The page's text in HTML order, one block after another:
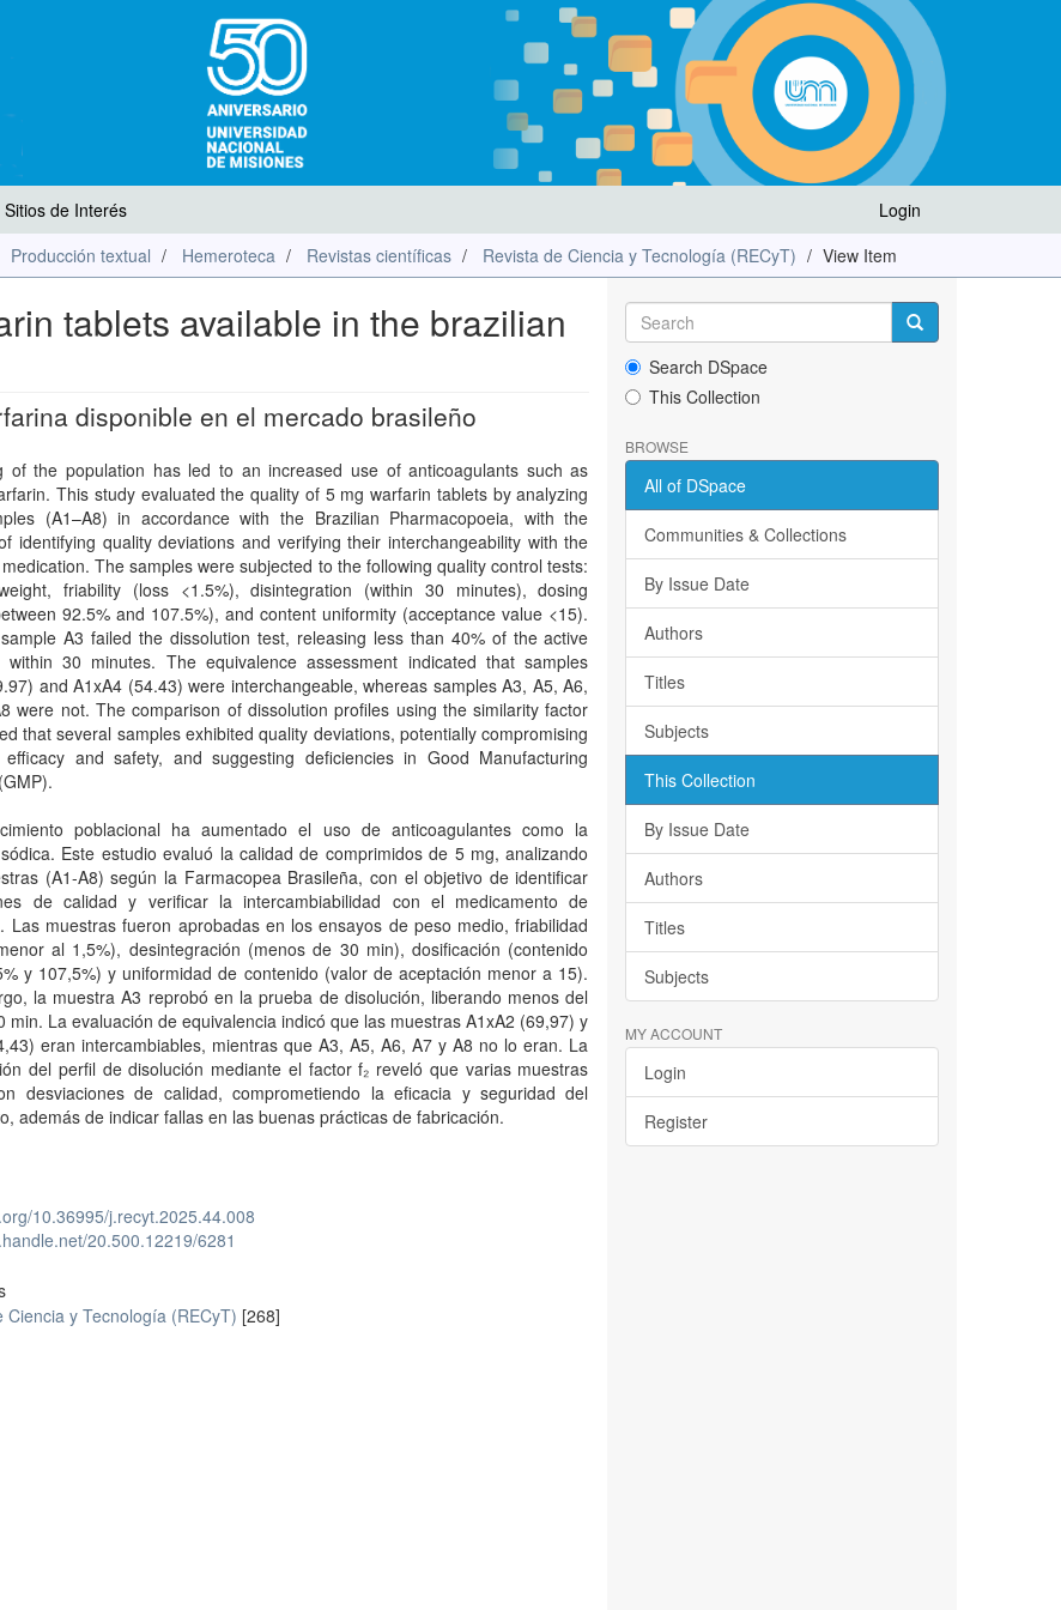
Login
Sitios de Interés
Producción textual Hemeroteca Revistas científicas Revista de Ciencia y Tecnología (RECyT) View Item
tablets available in the brazilian
disponible en el mercado brasileño
of the population has led to an increased use of anticoagulants such as
This study evaluated the quality of 5 mg warfarin tablets by analyzing
(A1–A8) in accordance with the Brazilian Pharmacopoeia, with the
identifying quality deviations and verifying their interchangeability with the
The samples were subjected to the following quality control tests:
friability (loss <1.5%), disintegration (within 30 minutes), dosing
92.5% and 107.5%), and content uniformity (acceptance value <15).
A3 failed the dissolution test, releasing less than 40% of the active
within 30 minutes. The equivalence assessment indicated that samples
and A1xA4 (54.43) were interchangeable, whereas samples A3, A5, A6,
were not. The comparison of dissolution profiles using the similarity factor
that several samples exhibited quality deviations, potentially compromising
efficacy and safety, and suggesting deficiencies in Good Manufacturing
poblacional ha aumentado el uso de anticoagulantes como la
Este estudio evaluó la calidad de comprimidos de 5 mg, analizando
(A1-A8) según la Farmacopea Brasileña, con el objetivo de identificar
de calidad y verificar la intercambiabilidad con el medicamento de
Las muestras fueron aprobadas en los ensayos de peso medio, friabilidad
al 1,5%), desintegración (menos de 30 min), dosificación (contenido
y 107,5%) y uniformidad de contenido (valor de aceptación menor a 15).
la muestra A3 reprobó en la prueba de disolución, liberando menos del
min. La evaluación de equivalencia indicó que las muestras A1xA2 (69,97) y
eran intercambiables, mientras que A3, A5, A6, A7 y A8 no lo eran. La
del perfil de disolución mediante el factor f₂ reveló que varias muestras
desviaciones de calidad, comprometiendo la eficacia y seguridad del
además de indicar fallas en las buenas prácticas de fabricación.
10.36995/j.recyt.2025.44.008
20.500.12219/6281
Ciencia y Tecnología (RECyT) [268]
Search DSpace
This Collection
BROWSE
All of DSpace
Communities & Collections
By Issue Date
Authors
Titles
Subjects
This Collection
By Issue Date
Authors
Titles
Subjects
MY ACCOUNT
Login
Register